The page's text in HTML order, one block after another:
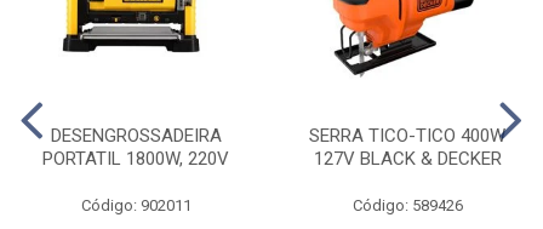
DESENGROSSADEIRA
PORTATIL 1800W, 220V
Código: 902011
SERRA TICO-TICO 400W
127V BLACK & DECKER
Código: 589426